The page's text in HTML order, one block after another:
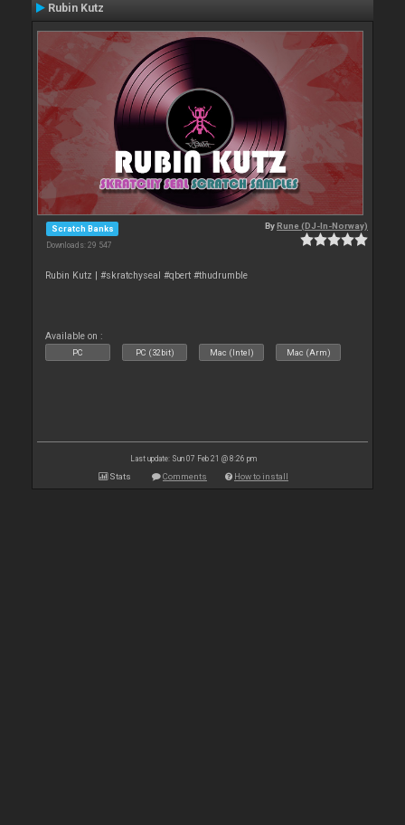
Rubin Kutz
Scratch Banks
Downloads: 29 547
ByRune (DJ-In-Norway)
Rubin Kutz | #skratchyseal #qbert #thudrumble
Available on :
PC PC (32bit) Mac (Intel) Mac (Arm)
Last update: Sun 07 Feb 21 @ 8:26 pm
Stats Comments How to install